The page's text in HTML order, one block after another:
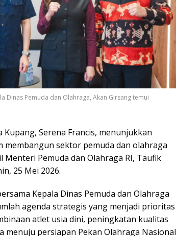
Dinas Pemuda dan Olahraga, Akan Girsang temui
Kupang, Serena Francis, menunjukkan
membangun sektor pemuda dan olahraga
Pemuda dan Olahraga RI, Taufik
25 Mei 2026.
Kepala Dinas Pemuda dan Olahraga
agenda strategis yang menjadi prioritas
atlet usia dini, peningkatan kualitas
persiapan Pekan Olahraga Nasional